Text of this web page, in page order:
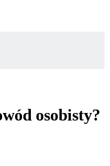
osobisty?